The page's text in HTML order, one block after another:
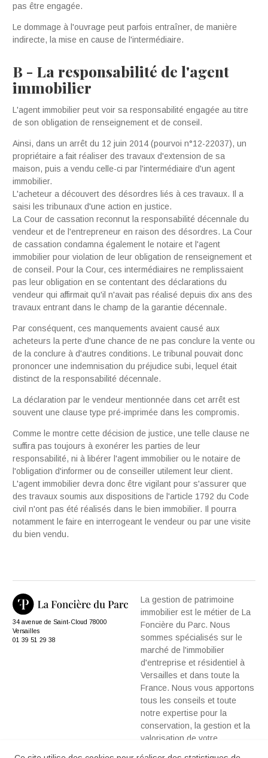
pas être engagée.
Le dommage à l'ouvrage peut parfois entraîner, de manière
indirecte, la mise en cause de l'intermédiaire.
B - La responsabilité de l'agent
immobilier
L'agent immobilier peut voir sa responsabilité engagée au titre
de son obligation de renseignement et de conseil.
Ainsi, dans un arrêt du 12 juin 2014 (pourvoi n°12-22037), un
propriétaire a fait réaliser des travaux d'extension de sa
maison, puis a vendu celle-ci par l'intermédiaire d'un agent
immobilier.
L'acheteur a découvert des désordres liés à ces travaux. Il a
saisi les tribunaux d'une action en justice.
La Cour de cassation reconnut la responsabilité décennale du
vendeur et de l'entrepreneur en raison des désordres. La Cour
de cassation condamna également le notaire et l'agent
immobilier pour violation de leur obligation de renseignement et
de conseil. Pour la Cour, ces intermédiaires ne remplissaient
pas leur obligation en se contentant des déclarations du
vendeur qui affirmait qu'il n'avait pas réalisé depuis dix ans des
travaux entrant dans le champ de la garantie décennale.
Par conséquent, ces manquements avaient causé aux
acheteurs la perte d'une chance de ne pas conclure la vente ou
de la conclure à d'autres conditions. Le tribunal pouvait donc
prononcer une indemnisation du préjudice subi, lequel était
distinct de la responsabilité décennale.
La déclaration par le vendeur mentionnée dans cet arrêt est
souvent une clause type pré-imprimée dans les compromis.
Comme le montre cette décision de justice, une telle clause ne
suffira pas toujours à exonérer les parties de leur
responsabilité, ni à libérer l'agent immobilier ou le notaire de
l'obligation d'informer ou de conseiller utilement leur client.
L'agent immobilier devra donc être vigilant pour s'assurer que
des travaux soumis aux dispositions de l'article 1792 du Code
civil n'ont pas été réalisés dans le bien immobilier. Il pourra
notamment le faire en interrogeant le vendeur ou par une visite
du bien vendu.
34 avenue de Saint-Cloud 78000
Versailles
01 39 51 29 38
La gestion de patrimoine
immobilier est le métier de La
Foncière du Parc. Nous
sommes spécialisés sur le
marché de l'immobilier
d'entreprise et résidentiel à
Versailles et dans toute la
France. Nous vous apportons
tous les conseils et toute
notre expertise pour la
conservation, la gestion et la
valorisation de votre